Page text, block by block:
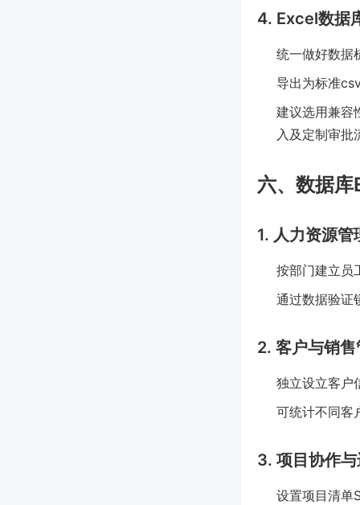
4. Excel数据
统一做好数据
导出为标准
建议选用兼容
入及定制审批
六、数据
1. 人力资源管
按部门建立员
通过数据验证
2. 客户与销售
独立设立客户
可统计不同客
3. 项目协作
设置项目清单